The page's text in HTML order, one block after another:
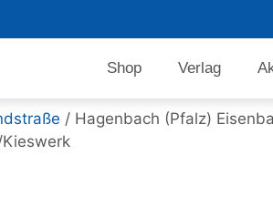
Shop Verlag
/ Hagenbach (Pfalz)